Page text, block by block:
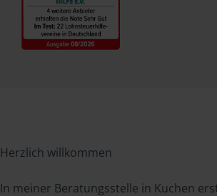
Herzlich willkommen
In meiner Beratungsstelle in Kuchen